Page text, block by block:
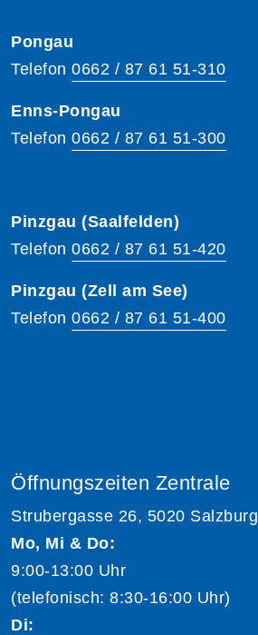
Pongau
Telefon 0662 / 87 61 51-310
Enns-Pongau
Telefon 0662 / 87 61 51-300
Pinzgau (Saalfelden)
Telefon 0662 / 87 61 51-420
Pinzgau (Zell am See)
Telefon 0662 / 87 61 51-400
Öffnungszeiten Zentrale
Strubergasse 26, 5020 Salzburg
Mo, Mi & Do:
9:00-13:00 Uhr
(telefonisch: 8:30-16:00 Uhr)
Di: